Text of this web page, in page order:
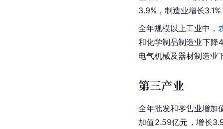
3.9%，制造业增长
全年规模以上工业中，
和化学制品制造业下降
电气机械及器材制造业
第三产业
全年批发和零售业增加
加值2.59亿元，增长